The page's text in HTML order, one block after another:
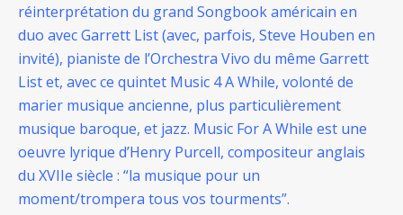
réinterprétation du grand Songbook américain en
duo avec Garrett List (avec, parfois, Steve Houben en
invité), pianiste de l’Orchestra Vivo du même Garrett
List et, avec ce quintet Music 4 A While, volonté de
marier musique ancienne, plus particulièrement
musique baroque, et jazz. Music For A While est une
oeuvre lyrique d’Henry Purcell, compositeur anglais
du XVIIe siècle : “la musique pour un
moment/trompera tous vos tourments”.